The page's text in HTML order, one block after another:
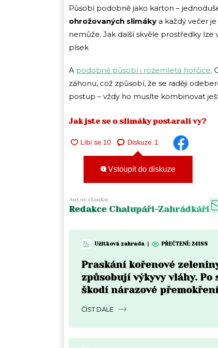
Působí podobně jako karton –
ohrožovaných slimáky a každý večer
nemůže. Jak další skvěle prostředky
písek
A podobně působí i rozemletá hořčice.
záhonu, což způsobí, že se raději
postup – vždy ho musíte kombinovat
Jak jste se o slimáky postarali vy?
Diskuze 1
Vstoupit do diskuze
Autor článku
Redakce Chalupáři-Zahrádkáři
Užitková zahrada PŘEČTENÍ: 24188
Praskání kořenové
způsobují výkyvy vláhy. Po
škodí nárazové přemokření
ČÍST DÁLE